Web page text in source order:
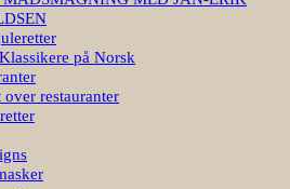
på Norsk
over restauranter